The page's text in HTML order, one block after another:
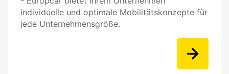
individuelle und optimale Mobilitätskonzepte für
jede Unternehmensgröße.